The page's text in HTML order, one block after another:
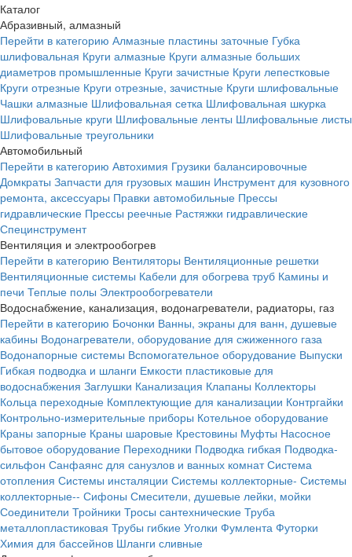
Каталог
Абразивный, алмазный
Перейти в категорию Алмазные пластины заточные Губка
шлифовальная Круги алмазные Круги алмазные больших
диаметров промышленные Круги зачистные Круги лепестковые
Круги отрезные Круги отрезные, зачистные Круги шлифовальные
Чашки алмазные Шлифовальная сетка Шлифовальная шкурка
Шлифовальные круги Шлифовальные ленты Шлифовальные листы
Шлифовальные треугольники
Автомобильный
Перейти в категорию Автохимия Грузики балансировочные
Домкраты Запчасти для грузовых машин Инструмент для кузовного
ремонта, аксессуары Правки автомобильные Прессы
гидравлические Прессы реечные Растяжки гидравлические
Специнструмент
Вентиляция и электрообогрев
Перейти в категорию Вентиляторы Вентиляционные решетки
Вентиляционные системы Кабели для обогрева труб Камины и
печи Теплые полы Электрообогреватели
Водоснабжение, канализация, водонагреватели, радиаторы, газ
Перейти в категорию Бочонки Ванны, экраны для ванн, душевые
кабины Водонагреватели, оборудование для сжиженного газа
Водонапорные системы Вспомогательное оборудование Выпуски
Гибкая подводка и шланги Емкости пластиковые для
водоснабжения Заглушки Канализация Клапаны Коллекторы
Кольца переходные Комплектующие для канализации Контргайки
Контрольно-измерительные приборы Котельное оборудование
Краны запорные Краны шаровые Крестовины Муфты Насосное
бытовое оборудование Переходники Подводка гибкая Подводка-
сильфон Санфаянс для санузлов и ванных комнат Система
отопления Системы инсталяции Системы коллекторные- Системы
коллекторные-- Сифоны Смесители, душевые лейки, мойки
Соединители Тройники Тросы сантехнические Труба
металлопластиковая Трубы гибкие Уголки Фумлента Футорки
Химия для бассейнов Шланги сливные